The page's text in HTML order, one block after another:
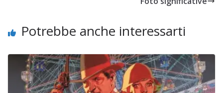
Potrebbe anche interessarti